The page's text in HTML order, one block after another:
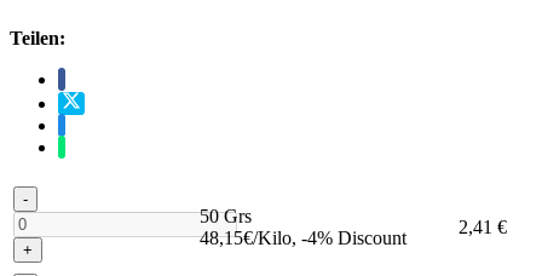
Teilen:
-
+
50 Grs
48,15€/Kilo, -4% Discount
2,41 €